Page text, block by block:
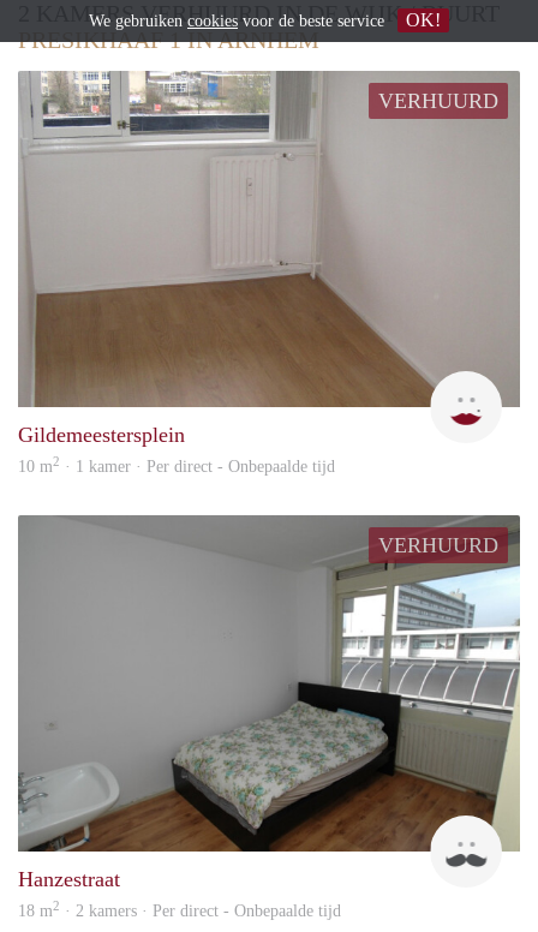
2 KAMERS VERHUURD IN DE WIJK / BUURT
PRESIKHAAF 1 IN ARNHEM
VERHUURD
Gildemeestersplein
10 m2 · 1 kamer · Per direct - Onbepaalde tijd
VERHUURD
Hanzestraat
18 m2 · 2 kamers · Per direct - Onbepaalde tijd
We gebruiken cookies voor de beste service OK!